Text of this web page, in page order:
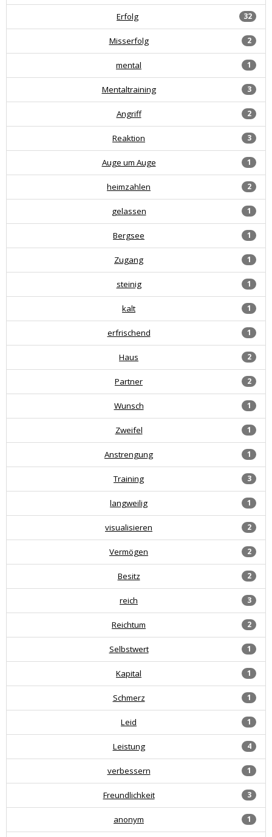
32
Erfolg
2
Misserfolg
1
mental
3
Mentaltraining
2
Angriff
3
Reaktion
1
Auge um Auge
2
heimzahlen
1
gelassen
1
Bergsee
1
Zugang
1
steinig
1
kalt
1
erfrischend
2
Haus
2
Partner
1
Wunsch
1
Zweifel
1
Anstrengung
3
Training
1
langweilig
2
visualisieren
2
Vermögen
2
Besitz
3
reich
2
Reichtum
1
Selbstwert
1
Kapital
1
Schmerz
1
Leid
4
Leistung
1
verbessern
3
Freundlichkeit
1
anonym